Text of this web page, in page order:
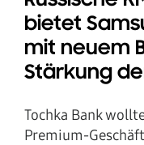
bietet
mit neuem
Stärkung
Tochka Bank
Premium-